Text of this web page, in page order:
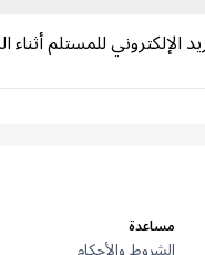
للمستلم أثناء
مساعدة
الشروط والأحكام